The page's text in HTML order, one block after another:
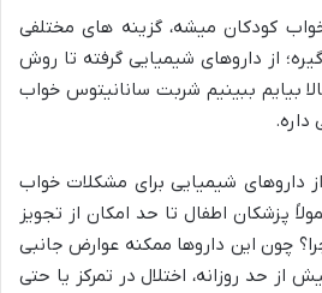
کودکان میشه، گزینه های مختلفی
از داروهای شیمیایی گرفته تا روش
بیایم ببینیم شربت سانانیتوس خواب
داره.
داروهای شیمیایی برای مشکلات خواب
پزشکان اطفال تا حد امکان از تجویز
چون این داروها ممکنه عوارض جانبی
از حد روزانه، اختلال در تمرکز یا حتی